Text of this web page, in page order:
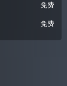
免费
免费